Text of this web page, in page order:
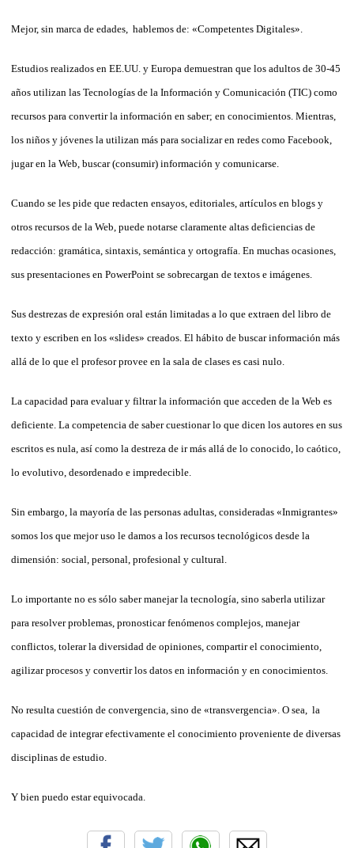
Mejor, sin marca de edades, hablemos de: «Competentes Digitales».
Estudios realizados en EE.UU. y Europa demuestran que los adultos de 30-45
años utilizan las Tecnologías de la Información y Comunicación (TIC) como
recursos para convertir la información en saber; en conocimientos. Mientras,
los niños y jóvenes la utilizan más para socializar en redes como Facebook,
jugar en la Web, buscar (consumir) información y comunicarse.
Cuando se les pide que redacten ensayos, editoriales, artículos en blogs y
otros recursos de la Web, puede notarse claramente altas deficiencias de
redacción: gramática, sintaxis, semántica y ortografía. En muchas ocasiones,
sus presentaciones en PowerPoint se sobrecargan de textos e imágenes.
Sus destrezas de expresión oral están limitadas a lo que extraen del libro de
texto y escriben en los «slides» creados. El hábito de buscar información más
allá de lo que el profesor provee en la sala de clases es casi nulo.
La capacidad para evaluar y filtrar la información que acceden de la Web es
deficiente. La competencia de saber cuestionar lo que dicen los autores en sus
escritos es nula, así como la destreza de ir más allá de lo conocido, lo caótico,
lo evolutivo, desordenado e impredecible.
Sin embargo, la mayoría de las personas adultas, consideradas «Inmigrantes»
somos los que mejor uso le damos a los recursos tecnológicos desde la
dimensión: social, personal, profesional y cultural.
Lo importante no es sólo saber manejar la tecnología, sino saberla utilizar
para resolver problemas, pronosticar fenómenos complejos, manejar
conflictos, tolerar la diversidad de opiniones, compartir el conocimiento,
agilizar procesos y convertir los datos en información y en conocimientos.
No resulta cuestión de convergencia, sino de «transvergencia». O sea, la
capacidad de integrar efectivamente el conocimiento proveniente de diversas
disciplinas de estudio.
Y bien puedo estar equivocada.